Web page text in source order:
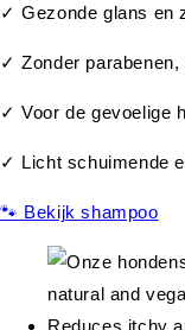
✓ Gezonde glans en
✓ Zonder parabenen,
✓ Voor de gevoelige
✓ Licht schuimende
🐾 Bekijk shampoo